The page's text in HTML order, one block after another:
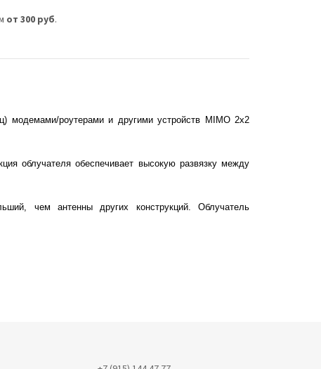
от 300 руб.
модемами/роутерами и другими устройств MIMO 2х2
облучателя обеспечивает высокую развязку между
чем антенны других конструкций. Облучатель